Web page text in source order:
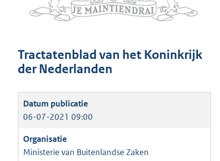
Tractatenblad van het Koninkrijk
der Nederlanden
06-07-2021 09:00
Ministerie van Buitenlandse Zaken